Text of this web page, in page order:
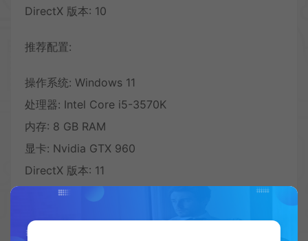
DirectX 版本: 10
推荐配置:
操作系统: Windows 11
处理器: Intel Core i5-3570K
内存: 8 GB RAM
显卡: Nvidia GTX 960
DirectX 版本: 11